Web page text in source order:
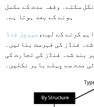
سکتے۔ وقفہ مدت کے مکمل
ہونے کے بعد ہوتا ہے۔
کرنے کے لیے، میوچل فنڈ
فنڈز کی فہرست بنائیں۔
بند شدہ فنڈز کی تجارت کی
مدت سے پہلے باہر نکلیں۔